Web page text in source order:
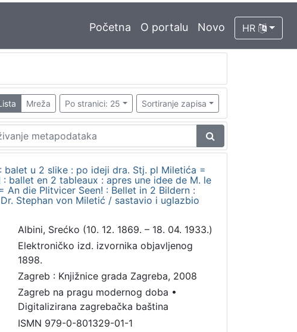
Početna O portalu Novo HR
Mreža Po stranici: 25 Sortiranje zapisa
balet u 2 slike : po ideji dra. Stj. pl Miletića =
ballet en 2 tableaux : apres une idee de M. le
An die Plitvicer Seen! : Bellet in 2 Bildern :
Stephan von Miletić / sastavio i uglazbio
Albini, Srećko (10. 12. 1869. – 18. 04. 1933.)
Elektroničko izd. izvornika objavljenog
1898.
Zagreb : Knjižnice grada Zagreba, 2008
Zagreb na pragu modernog doba •
Digitalizirana zagrebačka baština
ISMN 979-0-801329-01-1